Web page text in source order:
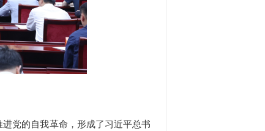
党的自我革命，形成了习近平总书